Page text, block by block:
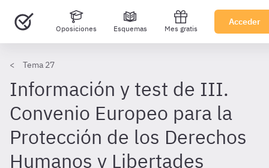
Oposiciones Esquemas Mes gratis
Acceder
Tema 27
Información y test de III.
Convenio Europeo para la
Protección de los Derechos
Humanos y Libertades